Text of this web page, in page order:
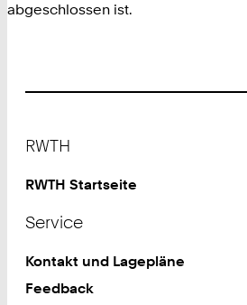
abgeschlossen ist.
RWTH
RWTH Startseite
Service
Kontakt und Lagepläne
Feedback